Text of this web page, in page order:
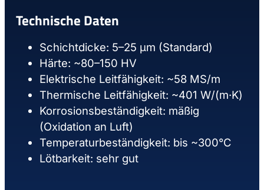
Technische Daten
Schichtdicke: 5–25 µm (Standard)
Härte: ~80–150 HV
Elektrische Leitfähigkeit: ~58 MS/m
Thermische Leitfähigkeit: ~401 W/(m·K)
Korrosionsbeständigkeit: mäßig
(Oxidation an Luft)
Temperaturbeständigkeit: bis ~300°C
Lötbarkeit: sehr gut